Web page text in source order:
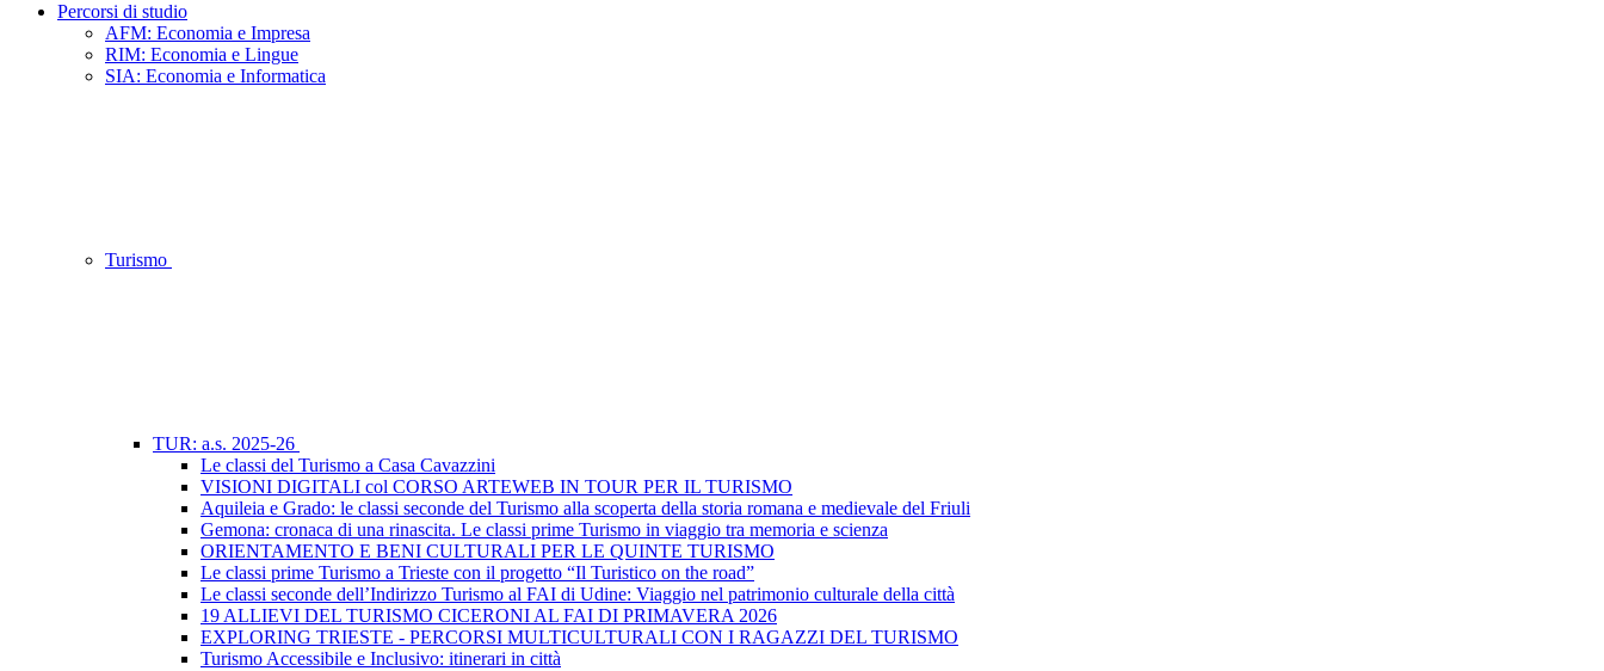
Percorsi di studio
AFM: Economia e Impresa
RIM: Economia e Lingue
SIA: Economia e Informatica
Turismo
TUR: a.s. 2025-26
Le classi del Turismo a Casa Cavazzini
VISIONI DIGITALI col CORSO ARTEWEB IN TOUR PER IL TURISMO
Aquileia e Grado: le classi seconde del Turismo alla scoperta della storia romana e medievale del Friuli
Gemona: cronaca di una rinascita. Le classi prime Turismo in viaggio tra memoria e scienza
ORIENTAMENTO E BENI CULTURALI PER LE QUINTE TURISMO
Le classi prime Turismo a Trieste con il progetto “Il Turistico on the road”
Le classi seconde dell’Indirizzo Turismo al FAI di Udine: Viaggio nel patrimonio culturale della città
19 ALLIEVI DEL TURISMO CICERONI AL FAI DI PRIMAVERA 2026
EXPLORING TRIESTE - PERCORSI MULTICULTURALI CON I RAGAZZI DEL TURISMO
Turismo Accessibile e Inclusivo: itinerari in città